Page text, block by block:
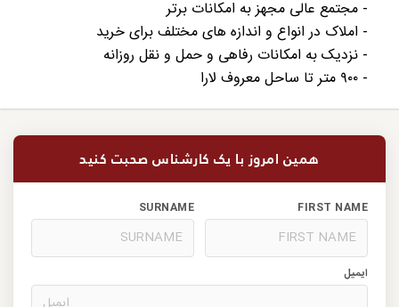
- مجتمع عالی مجهز به امکانات برتر
- املاک در انواع و اندازه های مختلف برای خرید
- نزدیک به امکانات رفاهی و حمل و نقل روزانه
- ۹۰۰ متر تا ساحل معروف لارا
همین امروز با یک کارشناس صحبت کنید
FIRST NAME
SURNAME
ایمیل